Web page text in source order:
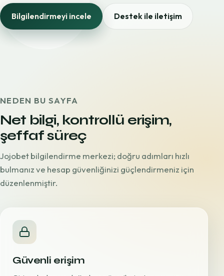
Bilgilendirmeyi incele Destek ile iletişim
NEDEN BU SAYFA
Net bilgi, kontrollü erişim,
şeffaf süreç
Jojobet bilgilendirme merkezi; doğru adımları hızlı
bulmanız ve hesap güvenliğinizi güçlendirmeniz için
düzenlenmiştir.
Güvenli erişim